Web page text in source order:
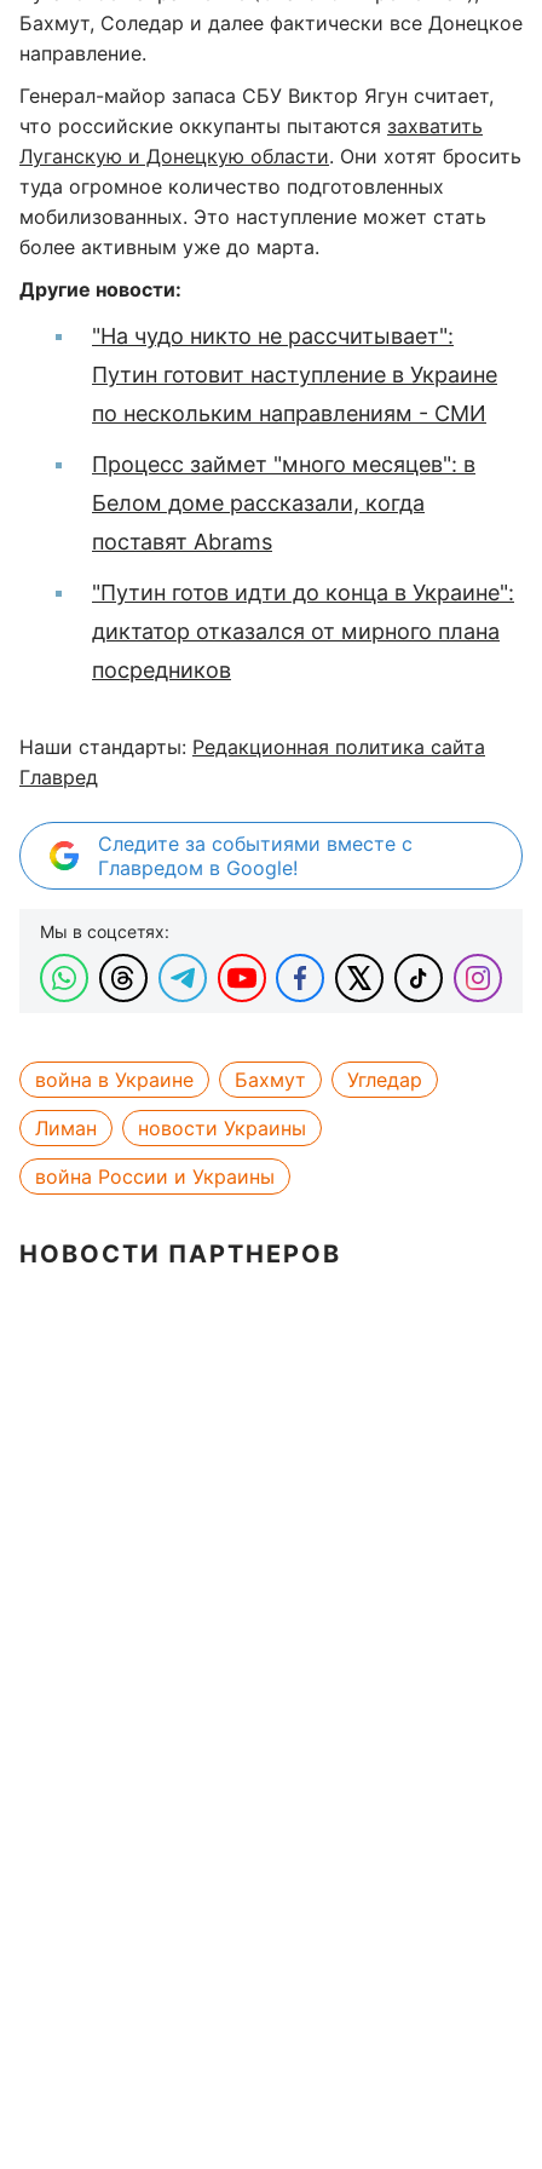
Бахмут, Соледар и далее фактически все Донецкое
направление.
Генерал-майор запаса СБУ Виктор Ягун считает,
что российские оккупанты пытаются захватить
Луганскую и Донецкую области. Они хотят бросить
туда огромное количество подготовленных
мобилизованных. Это наступление может стать
более активным уже до марта.
Другие новости:
"На чудо никто не рассчитывает":
Путин готовит наступление в Украине
по нескольким направлениям - СМИ
Процесс займет "много месяцев": в
Белом доме рассказали, когда
поставят Abrams
"Путин готов идти до конца в Украине":
диктатор отказался от мирного плана
посредников
Наши стандарты: Редакционная политика сайта
Главред
Следите за событиями вместе с
Главредом в Google!
Мы в соцсетях:
война в Украине Бахмут
Угледар
Лиман
новости Украины
война России и Украины
НОВОСТИ ПАРТНЕРОВ